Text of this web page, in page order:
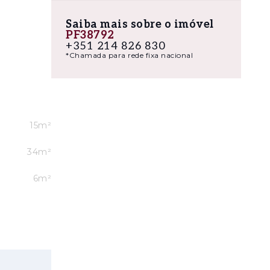
da
uma
15m²
34m²
6m²
Saiba mais sobre o imóvel
PF38792
+351 214 826 830
*Chamada para rede fixa nacional